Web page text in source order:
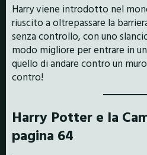
Harry viene introdotto nel
riuscito a oltrepassare la
senza controllo, con uno
modo migliore per entrare in
quello di andare contro un
contro!
Harry Potter e la
pagina 64